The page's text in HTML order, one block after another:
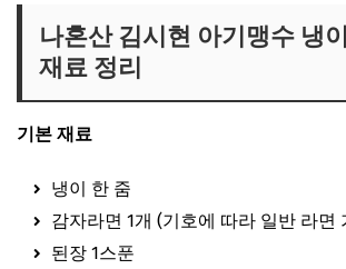
나혼산 김시현 아기맹수 냉
재료 정리
기본 재료
냉이 한 줌
감자라면 1개 (기호에 따라 일반 라면
된장 1스푼